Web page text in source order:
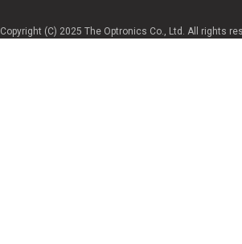
Copyright (C) 2025 The Optronics Co., Ltd. All rights